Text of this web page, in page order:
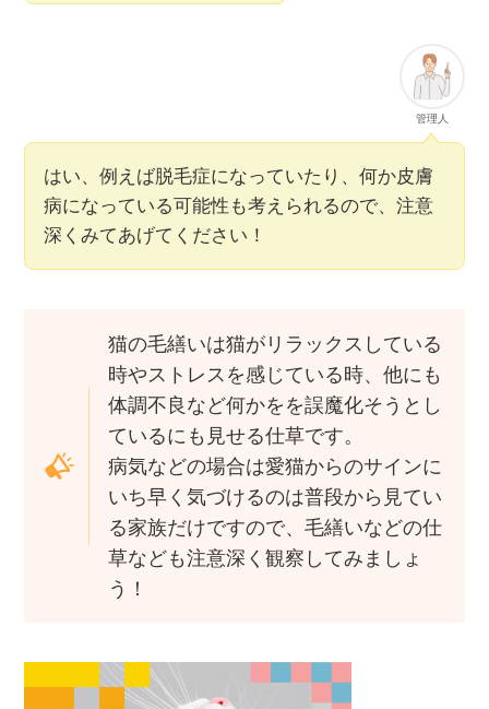
管理人
はい、例えば脱毛症になっていたり、何か皮膚
病になっている可能性も考えられるので、注意
深くみてあげてください！
猫の毛繕いは猫がリラックスしている
時やストレスを感じている時、他にも
体調不良など何かをを誤魔化そうとし
ているにも見せる仕草です。
病気などの場合は愛猫からのサインに
いち早く気づけるのは普段から見てい
る家族だけですので、毛繕いなどの仕
草なども注意深く観察してみましょ
う！